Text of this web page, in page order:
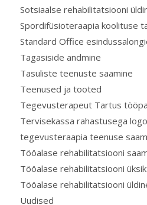
Sotsiaalse rehabilitatsiooni
Spordifüsioteraapia koolituse
Standard Office
Tagasiside andmine
Tasuliste teenuste saamine
Teenused ja tooted
Tegevusterapeut Tartus
Tervisekassa rahastusega
tegevusteraapia teenuse
Tööalase rehabilitatsiooni
Tööalase rehabilitatsiooni
Tööalase rehabilitatsiooni
Uudised